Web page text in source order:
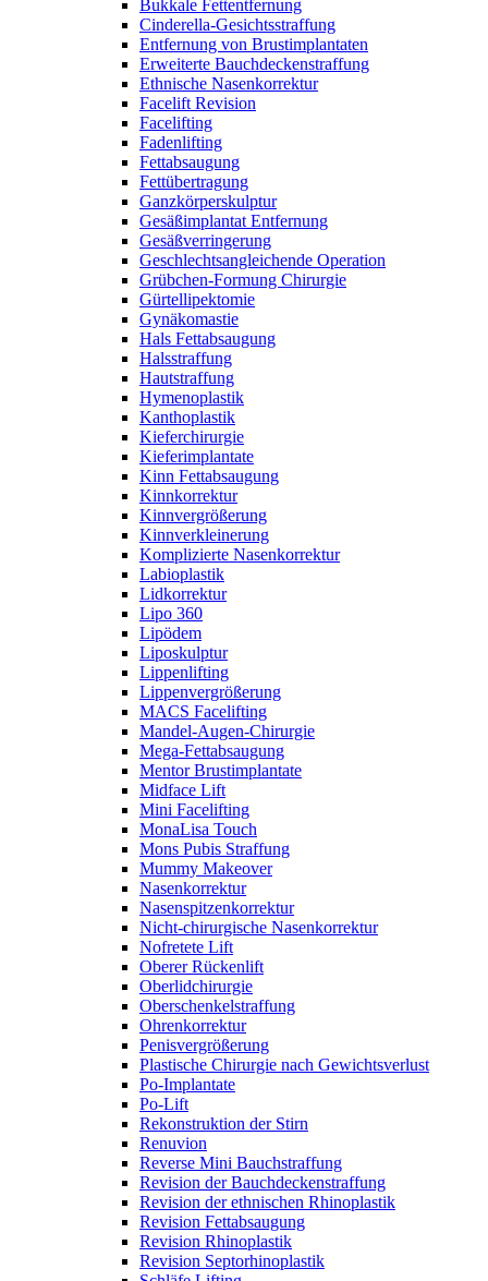
Bukkale Fettentfernung
Cinderella-Gesichtsstraffung
Entfernung von Brustimplantaten
Erweiterte Bauchdeckenstraffung
Ethnische Nasenkorrektur
Facelift Revision
Facelifting
Fadenlifting
Fettabsaugung
Fettübertragung
Ganzkörperskulptur
Gesäßimplantat Entfernung
Gesäßverringerung
Geschlechtsangleichende Operation
Grübchen-Formung Chirurgie
Gürtellipektomie
Gynäkomastie
Hals Fettabsaugung
Halsstraffung
Hautstraffung
Hymenoplastik
Kanthoplastik
Kieferchirurgie
Kieferimplantate
Kinn Fettabsaugung
Kinnkorrektur
Kinnvergrößerung
Kinnverkleinerung
Komplizierte Nasenkorrektur
Labioplastik
Lidkorrektur
Lipo 360
Lipödem
Liposkulptur
Lippenlifting
Lippenvergrößerung
MACS Facelifting
Mandel-Augen-Chirurgie
Mega-Fettabsaugung
Mentor Brustimplantate
Midface Lift
Mini Facelifting
MonaLisa Touch
Mons Pubis Straffung
Mummy Makeover
Nasenkorrektur
Nasenspitzenkorrektur
Nicht-chirurgische Nasenkorrektur
Nofretete Lift
Oberer Rückenlift
Oberlidchirurgie
Oberschenkelstraffung
Ohrenkorrektur
Penisvergrößerung
Plastische Chirurgie nach Gewichtsverlust
Po-Implantate
Po-Lift
Rekonstruktion der Stirn
Renuvion
Reverse Mini Bauchstraffung
Revision der Bauchdeckenstraffung
Revision der ethnischen Rhinoplastik
Revision Fettabsaugung
Revision Rhinoplastik
Revision Septorhinoplastik